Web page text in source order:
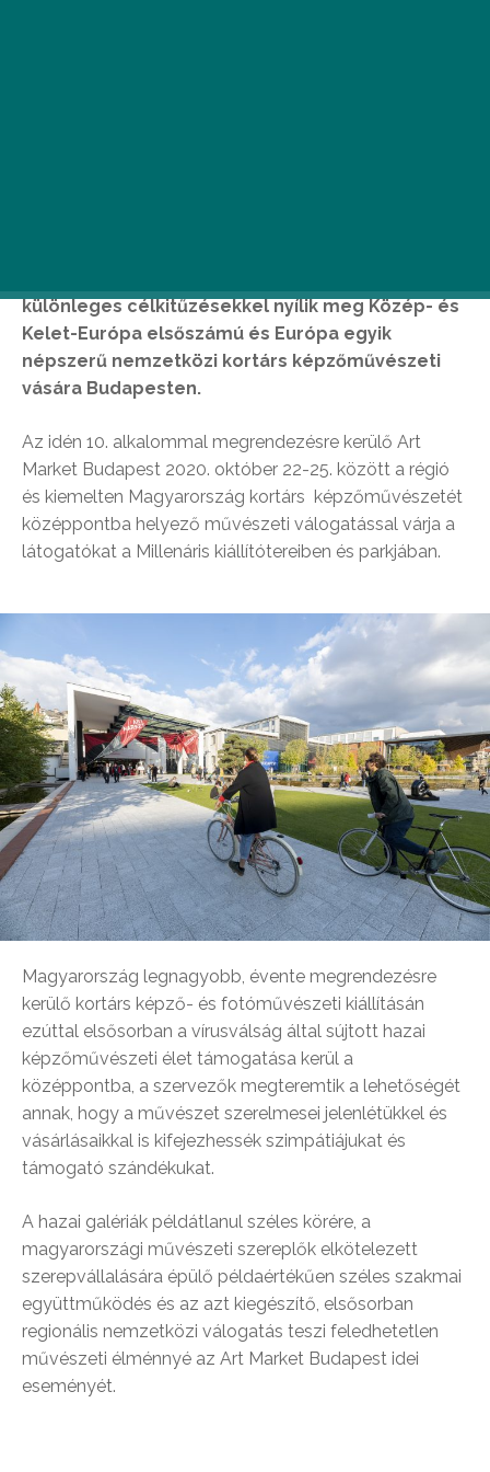
különleges célkitűzésekkel nyílik meg Közép- és
Kelet-Európa elsőszámú és Európa egyik
népszerű nemzetközi kortárs képzőművészeti
vására Budapesten.
Az idén 10. alkalommal megrendezésre kerülő Art
Market Budapest 2020. október 22-25. között a régió
és kiemelten Magyarország kortárs képzőművészetét
középpontba helyező művészeti válogatással várja a
látogatókat a Millenáris kiállítótereiben és parkjában.
Magyarország legnagyobb, évente megrendezésre
kerülő kortárs képző- és fotóművészeti kiállításán
ezúttal elsősorban a vírusválság által sújtott hazai
képzőművészeti élet támogatása kerül a
középpontba, a szervezők megteremtik a lehetőségét
annak, hogy a művészet szerelmesei jelenlétükkel és
vásárlásaikkal is kifejezhessék szimpátiájukat és
támogató szándékukat.
A hazai galériák példátlanul széles körére, a
magyarországi művészeti szereplők elkötelezett
szerepvállalására épülő példaértékűen széles szakmai
együttműködés és az azt kiegészítő, elsősorban
regionális nemzetközi válogatás teszi feledhetetlen
művészeti élménnyé az Art Market Budapest idei
eseményét.